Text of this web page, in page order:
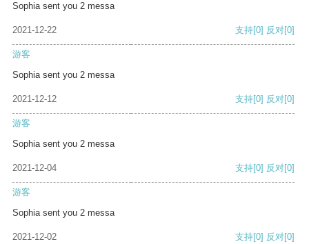
Sophia sent you 2 messa
2021-12-22 支持[0] 反对[0]
游客
Sophia sent you 2 messa
2021-12-12 支持[0] 反对[0]
游客
Sophia sent you 2 messa
2021-12-04 支持[0] 反对[0]
游客
Sophia sent you 2 messa
2021-12-02 支持[0] 反对[0]